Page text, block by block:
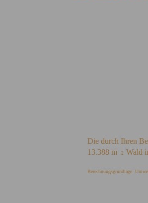
Die durch Ihren
13.388 m
2 Wald
Berechnungsgrundlage: